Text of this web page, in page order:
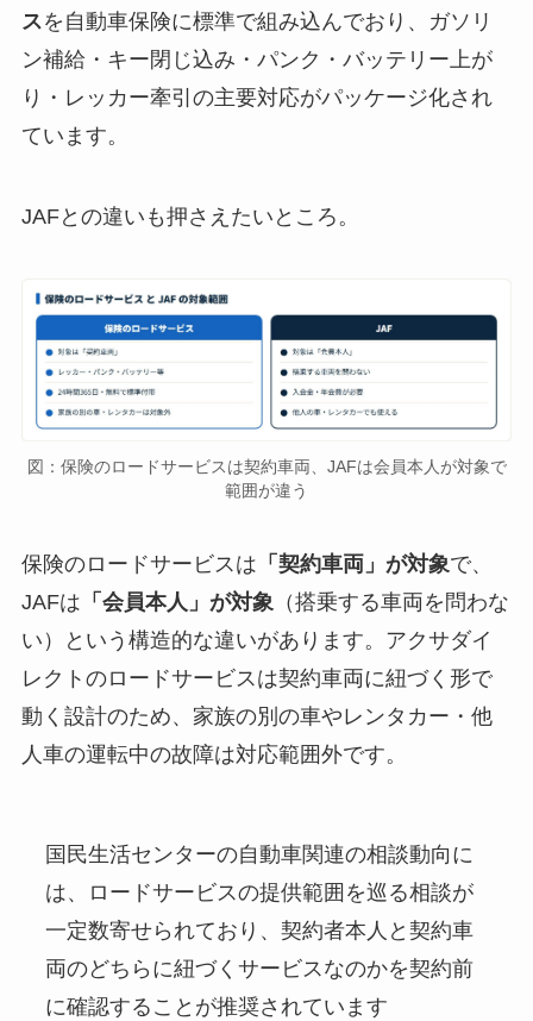
スを自動車保険に標準で組み込んでおり、ガソリ
ン補給・キー閉じ込み・パンク・バッテリー上が
り・レッカー牽引の主要対応がパッケージ化され
ています。
JAFとの違いも押さえたいところ。
図：保険のロードサービスは契約車両、JAFは会員本人が対象で
範囲が違う
保険のロードサービスは 「契約車両」が対象で、
JAFは 「会員本人」が対象（搭乗する車両を問わな
い）という構造的な違いがあります。アクサダイ
レクトのロードサービスは契約車両に紐づく形で
動く設計のため、家族の別の車やレンタカー・他
人車の運転中の故障は対応範囲外です。
国民生活センターの自動車関連の相談動向に
は、ロードサービスの提供範囲を巡る相談が
一定数寄せられており、契約者本人と契約車
両のどちらに紐づくサービスなのかを契約前
に確認することが推奨されています